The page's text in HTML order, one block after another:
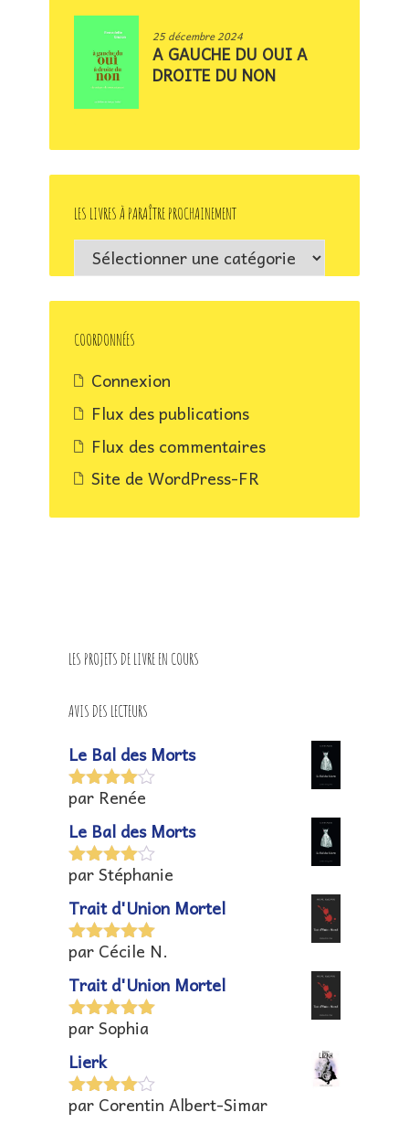
25 décembre 2024
A GAUCHE DU OUI A
DROITE DU NON
LES LIVRES À PARAÎTRE PROCHAINEMENT
Les
livres
à
paraître
COORDONNÉES
Connexion
Flux des publications
Flux des commentaires
Site de WordPress-FR
LES PROJETS DE LIVRE EN COURS
AVIS DES LECTEURS
Le Bal des Morts
Note4
par Renée
Le Bal des Morts
Note4
par Stéphanie
Trait d'Union Mortel
Note5sur
par Cécile N.
Trait d'Union Mortel
Note5sur
par Sophia
Lierk
Note4
par Corentin Albert-Simar